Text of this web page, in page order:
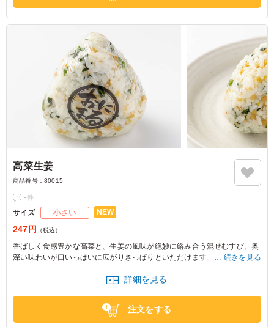
高菜生姜
商品番号： 80015
-件
サイズ 小さい NEW
247円 （税込）
香ばしく食感豊かな高菜と、生姜の風味が絶妙に絡み合う混ぜむすび。奥
深い味わいが口いっぱいに広がりさっぱりといただけます。
※おにぎりの個数によって容器サイズが変わるため、容器サイズにつきま
続きを見る
詳細を見る
注文をする